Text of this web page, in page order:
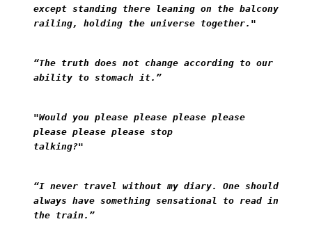
except standing there leaning on the balcony
railing, holding the universe together."
“The truth does not change according to our
ability to stomach it.”
"Would you please please please please
please please please stop
talking?"
“I never travel without my diary. One should
always have something sensational to read in
the train.”